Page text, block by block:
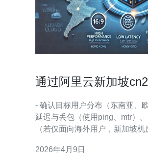
通过阿里云新加坡
- 确认目标用户分布（东南亚、
延迟与丢包（使用ping、mtr）
（若仅面向海外用户，新加坡
宽、GA/CDN费用）。 - 控制台登录 → 产品与服务 →
2026年4月9日